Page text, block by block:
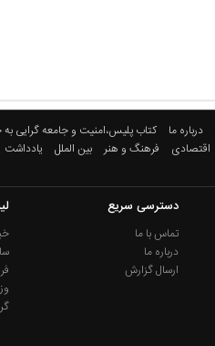
درباره ما کتاب پلیس،امنیت و جامعه گرایی
اقتصادی فرهنگ و هنر بین الملل یادداشت
دسترسی سریع
تماس با ما
درباره ما
ارسال گزارش